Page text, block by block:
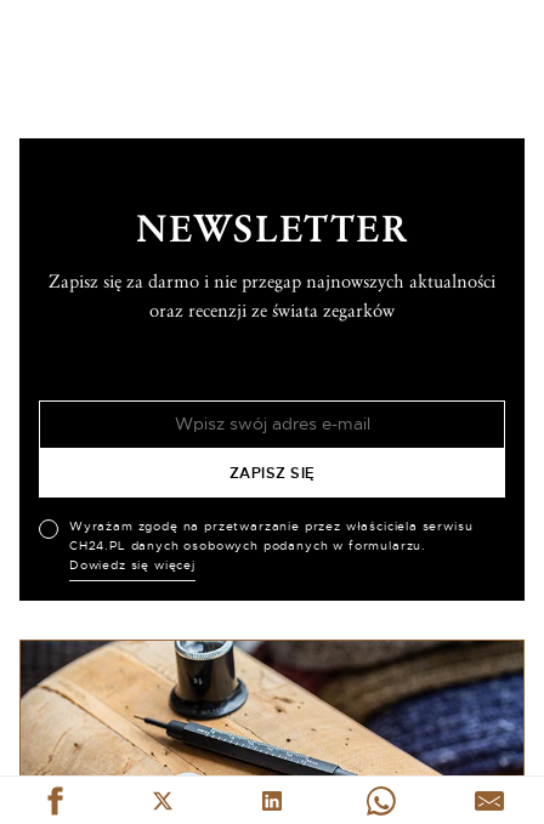
NEWSLETTER
Zapisz się za darmo i nie przegap najnowszych aktualności
oraz recenzji ze świata zegarków
Wyrażam zgodę na przetwarzanie przez właściciela serwisu
CH24.PL danych osobowych podanych w formularzu.
Dowiedz się więcej